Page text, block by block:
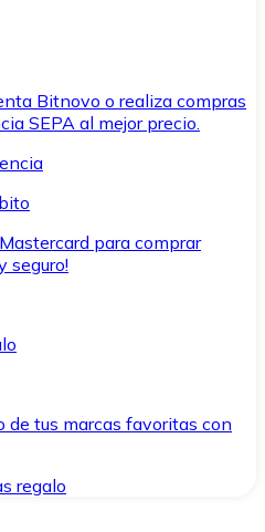
Bitnovo o realiza compras
SEPA al mejor precio.
para comprar
seguro!
de tus marcas favoritas con
regalo